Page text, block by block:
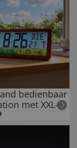
bedienbaar
met XXL-